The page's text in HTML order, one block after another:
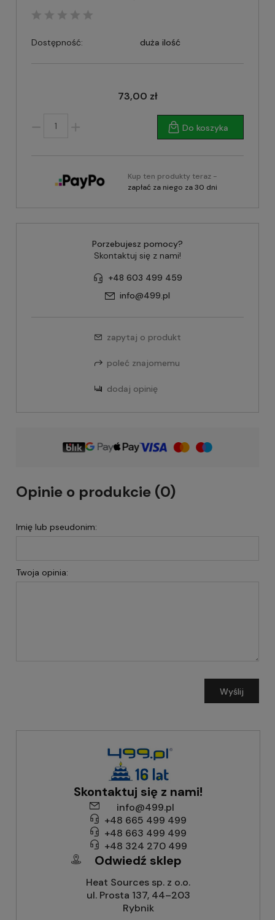
Dostępność: duża ilość
73,00 zł
Do koszyka
Kup ten produkty teraz -
zapłać za niego za 30 dni
Porzebujesz pomocy?
Skontaktuj się z nami!
+48 603 499 459
info@499.pl
zapytaj o produkt
poleć znajomemu
dodaj opinię
Opinie o produkcie (0)
Imię lub pseudonim:
Twoja opinia:
Wyślij
Skontaktuj się z nami!
info@499.pl
+48 665 499 499
+48 663 499 499
+48 324 270 499
Odwiedź sklep
Heat Sources sp. z o.o.
ul. Prosta 137, 44–203
Rybnik